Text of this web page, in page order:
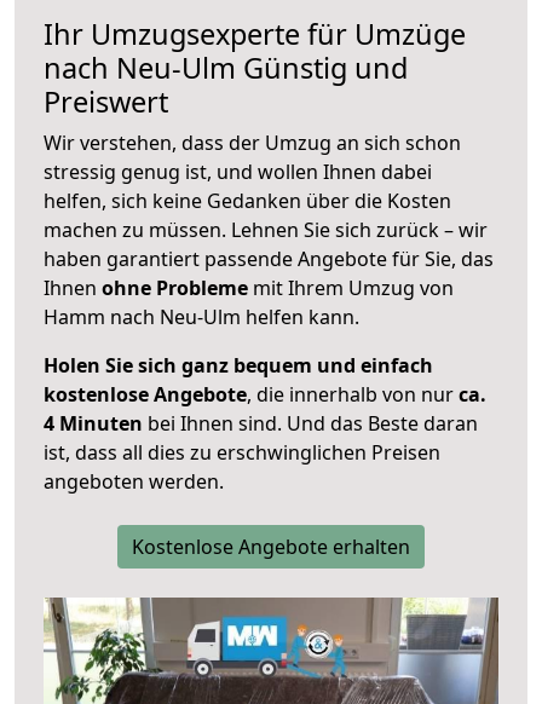
Ihr Umzugsexperte für Umzüge
nach Neu-Ulm Günstig und
Preiswert
Wir verstehen, dass der Umzug an sich schon
stressig genug ist, und wollen Ihnen dabei
helfen, sich keine Gedanken über die Kosten
machen zu müssen. Lehnen Sie sich zurück – wir
haben garantiert passende Angebote für Sie, das
Ihnen ohne Probleme mit Ihrem Umzug von
Hamm nach Neu-Ulm helfen kann.
Holen Sie sich ganz bequem und einfach
kostenlose Angebote, die innerhalb von nurca.
4 Minuten bei Ihnen sind. Und das Beste daran
ist, dass all dies zu erschwinglichen Preisen
angeboten werden.
Kostenlose Angebote erhalten